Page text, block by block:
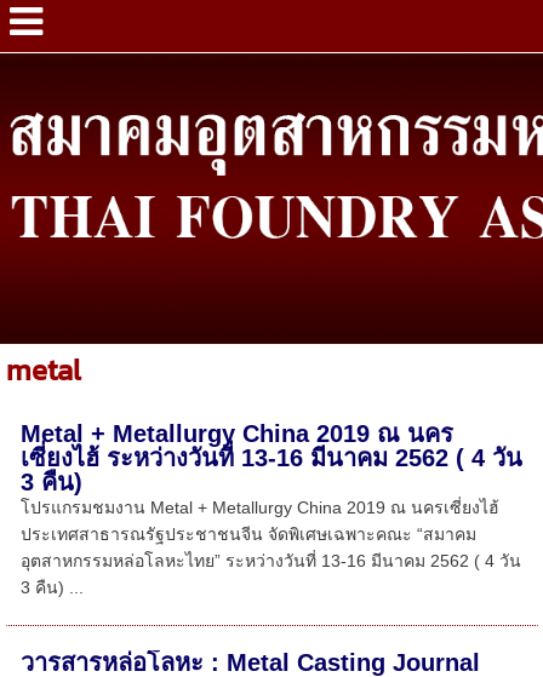
metal
Metal + Metallurgy China 2019 ณ นคร
เซี่ยงไฮ้ ระหว่างวันที่ 13-16 มีนาคม 2562 ( 4 วัน
3 คืน)
โปรแกรมชมงาน Metal + Metallurgy China 2019 ณ นครเซี่ยงไฮ้
ประเทศสาธารณรัฐประชาชนจีน จัดพิเศษเฉพาะคณะ “สมาคม
อุตสาหกรรมหล่อโลหะไทย” ระหว่างวันที่ 13-16 มีนาคม 2562 ( 4 วัน
3 คืน) ...
วารสารหล่อโลหะ : Metal Casting Journal